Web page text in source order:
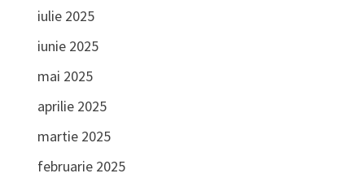
iulie 2025
iunie 2025
mai 2025
aprilie 2025
martie 2025
februarie 2025